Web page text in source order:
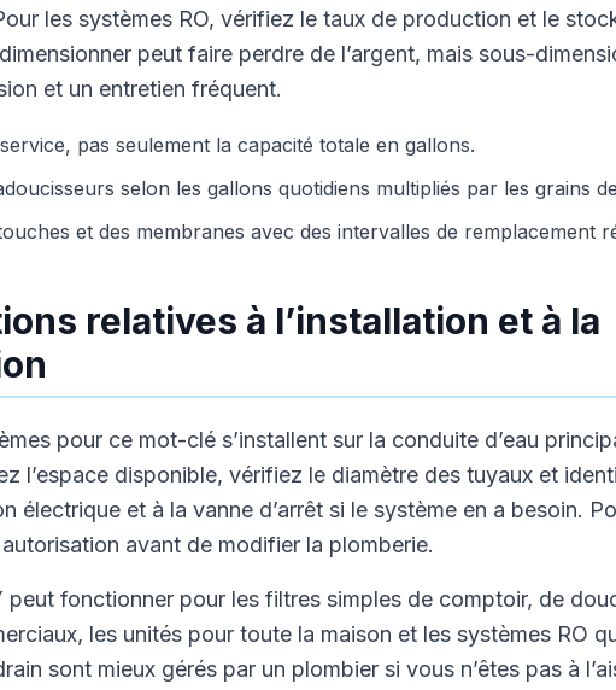
les systèmes RO, vérifiez le taux de production et le
peut faire perdre de l’argent, mais sous-
et un entretien fréquent.
pas seulement la capacité totale en gallons.
selon les gallons quotidiens multipliés par les grains
et des membranes avec des intervalles de remplacement
relatives à l’installation et à la
pour ce mot-clé s’installent sur la conduite d’eau
l’espace disponible, vérifiez le diamètre des tuyaux et
électrique et à la vanne d’arrêt si le système en a besoin.
avant de modifier la plomberie.
peut fonctionner pour les filtres simples de comptoir, de
les unités pour toute la maison et les systèmes RO
sont mieux gérés par un plombier si vous n’êtes pas à